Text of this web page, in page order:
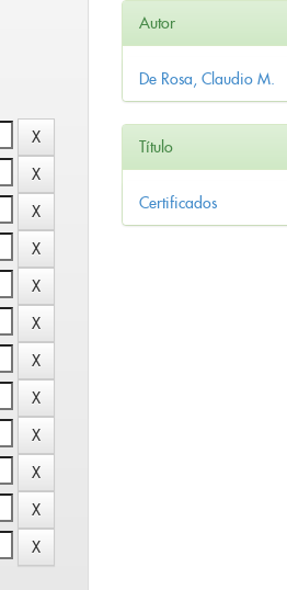
Autor
De Rosa, Claudio M.
Título
Certificados